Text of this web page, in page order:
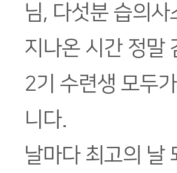
님, 다섯분 습의사
지나온 시간 정말
2기 수련생 모두
니다.
날마다 최고의 날